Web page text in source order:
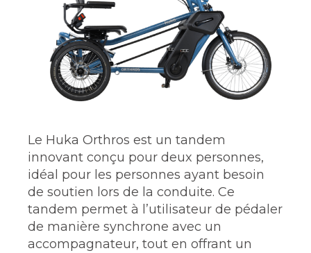
Le Huka Orthros est un tandem
innovant conçu pour deux personnes,
idéal pour les personnes ayant besoin
de soutien lors de la conduite. Ce
tandem permet à l’utilisateur de pédaler
de manière synchrone avec un
accompagnateur, tout en offrant un